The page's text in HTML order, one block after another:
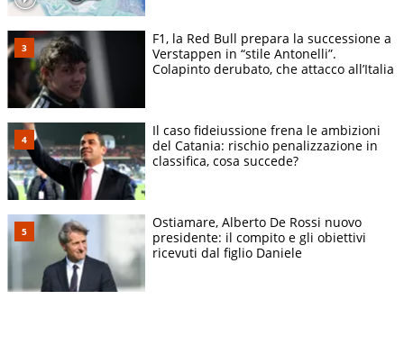
F1, la Red Bull prepara la successione a
Verstappen in “stile Antonelli”.
Colapinto derubato, che attacco all’Italia
Il caso fideiussione frena le ambizioni
del Catania: rischio penalizzazione in
classifica, cosa succede?
Ostiamare, Alberto De Rossi nuovo
presidente: il compito e gli obiettivi
ricevuti dal figlio Daniele